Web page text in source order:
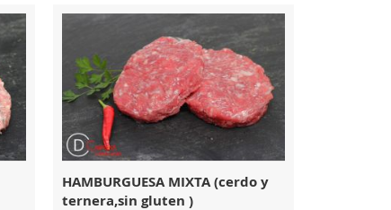
HAMBURGUESA MIXTA (cerdo y
ternera,sin gluten )